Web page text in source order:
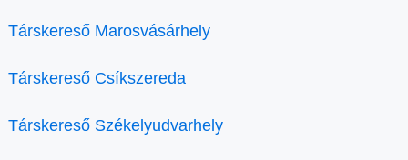
Társkereső Marosvásárhely
Társkereső Csíkszereda
Társkereső Székelyudvarhely